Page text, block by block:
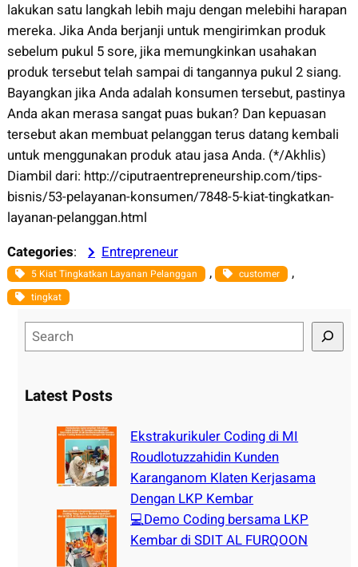
lakukan satu langkah lebih maju dengan melebihi harapan
mereka. Jika Anda berjanji untuk mengirimkan produk
sebelum pukul 5 sore, jika memungkinkan usahakan
produk tersebut telah sampai di tangannya pukul 2 siang.
Bayangkan jika Anda adalah konsumen tersebut, pastinya
Anda akan merasa sangat puas bukan? Dan kepuasan
tersebut akan membuat pelanggan terus datang kembali
untuk menggunakan produk atau jasa Anda. (*/Akhlis)
Diambil dari: http://ciputraentrepreneurship.com/tips-
bisnis/53-pelayanan-konsumen/7848-5-kiat-tingkatkan-
layanan-pelanggan.html
Categories: Entrepreneur
5 Kiat Tingkatkan Layanan Pelanggan , customer ,
tingkat
e
rLatest Posts
Ekstrakurikuler Coding di MI
Roudlotuzzahidin Kunden
Karanganom Klaten Kerjasama
Dengan LKP Kembar
💻Demo Coding bersama LKP
Kembar di SDIT AL FURQOON